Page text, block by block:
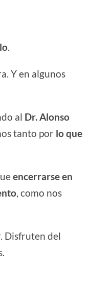
Y en algunos
al Dr. Alonso
tanto por lo que
encerrarse en
, como nos
Disfruten del